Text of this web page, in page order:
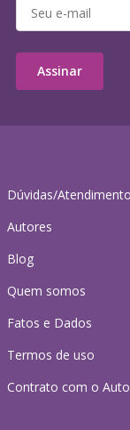
Dúvidas/Atendimento
Autores
Blog
Quem somos
Fatos e Dados
Termos de uso
Contrato com o
Assinar